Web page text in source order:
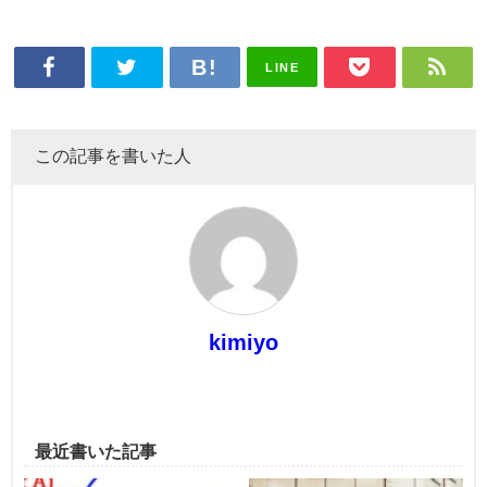
LINE
この記事を書いた人
kimiyo
最近書いた記事